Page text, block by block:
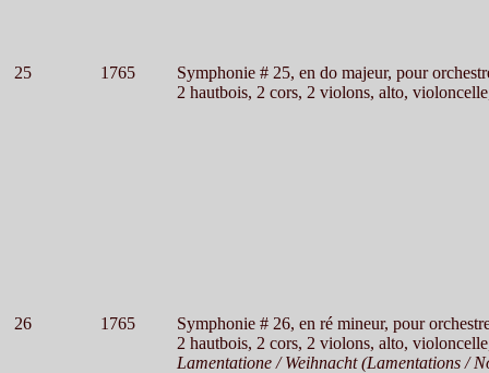
25 1765
Symphonie # 25, en do majeur, pour
2 hautbois, 2 cors, 2 violons, alto,
26 1765
Symphonie # 26, en ré mineur, pour
2 hautbois, 2 cors, 2 violons, alto,
Lamentatione / Weihnacht (Lamentations /